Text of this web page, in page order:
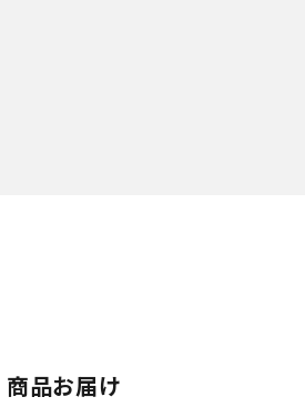
商品お届け